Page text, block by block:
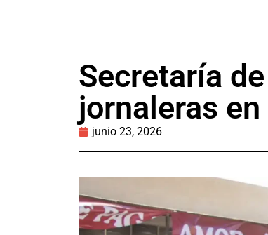
Secretaría
jornaleras
junio 23, 2026